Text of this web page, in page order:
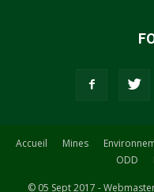
Accueil Mines
ODD
© 05 Sept 2017 -